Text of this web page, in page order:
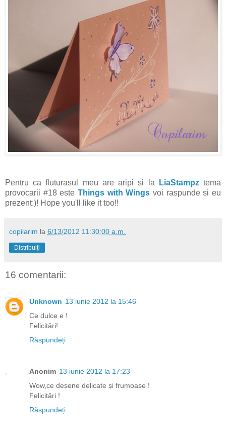
Pentru ca fluturasul meu are aripi si la LiaStampz tema
provocarii #18 este Things with Wings voi raspunde si eu
prezent:)! Hope you'll like it too!!
copilarim la 6/13/2012 11:30:00 a.m.
Distribuiți
16 comentarii:
Unknown 13 iunie 2012 la 15:46
Ce dulce e !
Felicitări!
Răspundeți
Anonim 13 iunie 2012 la 17:23
Wow,ce desene delicate și frumoase !
Felicitări !
Răspundeți